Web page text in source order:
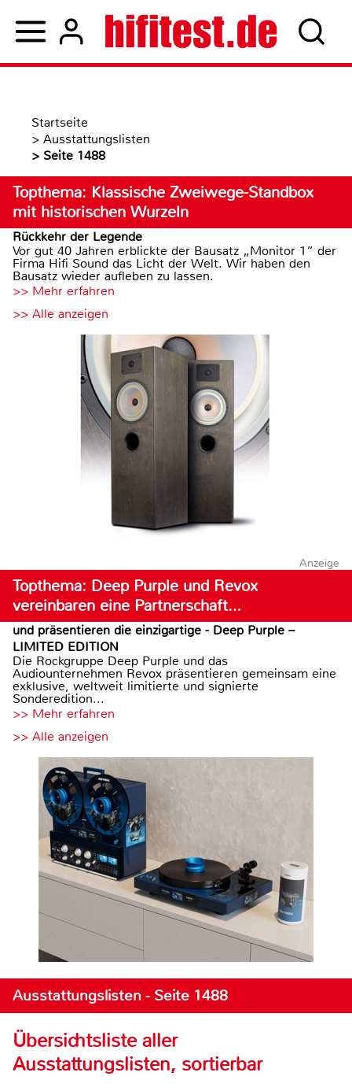
Startseite
> Ausstattungslisten
> Seite 1488
Topthema: Klassische Zweiwege-Standbox
mit historischen Wurzeln
Rückkehr der Legende
Vor gut 40 Jahren erblickte der Bausatz „Monitor 1“ der
Firma Hifi Sound das Licht der Welt. Wir haben den
Bausatz wieder aufleben zu lassen.
>> Mehr erfahren
>> Alle anzeigen
Anzeige
Topthema: Deep Purple und Revox
vereinbaren eine Partnerschaft…
und präsentieren die einzigartige - Deep Purple –
LIMITED EDITION
Die Rockgruppe Deep Purple und das
Audiounternehmen Revox präsentieren gemeinsam eine
exklusive, weltweit limitierte und signierte
Sonderedition...
>> Mehr erfahren
>> Alle anzeigen
Ausstattungslisten - Seite 1488
Übersichtsliste aller
Ausstattungslisten, sortierbar